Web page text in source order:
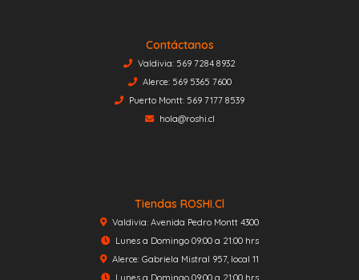
Contáctanos
Valdivia: 569 7284 8932
Alerce: 569 5365 7600
Puerto Montt: 569 7177 8539
hola@roshi.cl
Tiendas ROSHI.cl
Valdivia: Avenida Pedro Montt 4300
Lunes a Domingo 09:00 a 21:00 hrs
Alerce: Gabriela Mistral 957, local 11
Lunes a Domingo 09:00 a 21:00 hrs